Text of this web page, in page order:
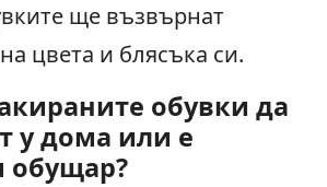
ще възвърнат
цвета и блясъка си.
обувки да
у дома или е
обущар?